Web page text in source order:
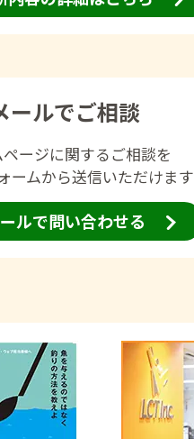
ールでご相談
ージに関するご相談を
ームから送信いただけます
ルで問い合わせる